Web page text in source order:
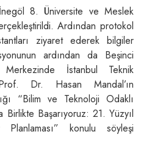
İnegöl 8. Üniversite ve Meslek
Ardından protokol
ziyaret ederek bilgiler
ardından da Beşinci
İstanbul Teknik
Dr. Hasan Mandal’ın
“Bilim ve Teknoloji Odaklı
Birlikte Başarıyoruz: 21. Yüzyıl
konulu söyleşi